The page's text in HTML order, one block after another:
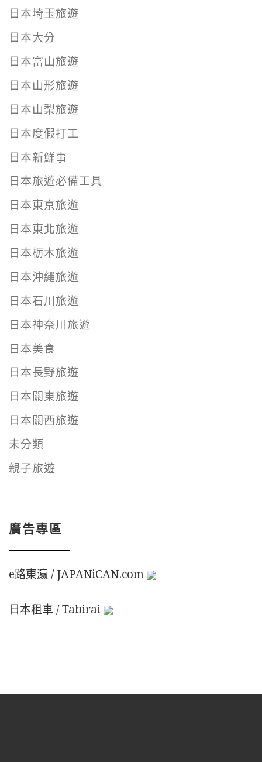
日本埼玉旅遊
日本大分
日本富山旅遊
日本山形旅遊
日本山梨旅遊
日本度假打工
日本新鮮事
日本旅遊必備工具
日本東京旅遊
日本東北旅遊
日本栃木旅遊
日本沖繩旅遊
日本石川旅遊
日本神奈川旅遊
日本美食
日本長野旅遊
日本關東旅遊
日本關西旅遊
未分類
親子旅遊
廣告專區
e路東瀛 / JAPANiCAN.com
日本租車 / Tabirai